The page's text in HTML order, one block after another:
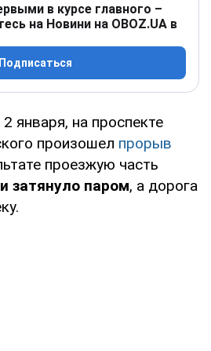
в курсе главного –
на Новини на OBOZ.UA в
Подписаться
января, на проспекте
произошел прорыв
проезжую часть
затянуло паром, а дорога